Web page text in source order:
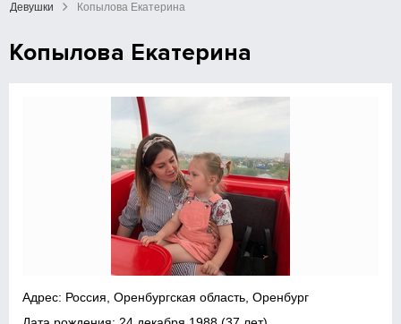
Девушки
Копылова Екатерина
Копылова Екатерина
Адрес: Россия, Оренбургская область, Оренбург